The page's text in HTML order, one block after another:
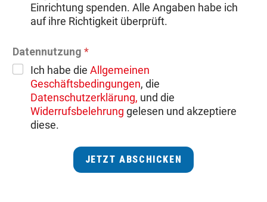
Einrichtung spenden. Alle Angaben habe ich
auf ihre Richtigkeit überprüft.
Datennutzung *
Ich habe die Allgemeinen
Geschäftsbedingungen, die
Datenschutzerklärung, und die
Widerrufsbelehrung gelesen und akzeptiere
diese.
JETZT ABSCHICKEN